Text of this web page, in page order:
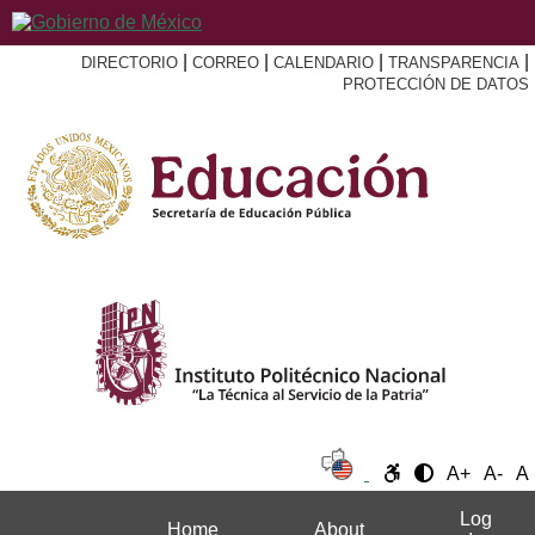
DIRECTORIO CORREO CALENDARIO TRANSPARENCIA
PROTECCIÓN DE DATOS
A+ A- A
Home About
Log